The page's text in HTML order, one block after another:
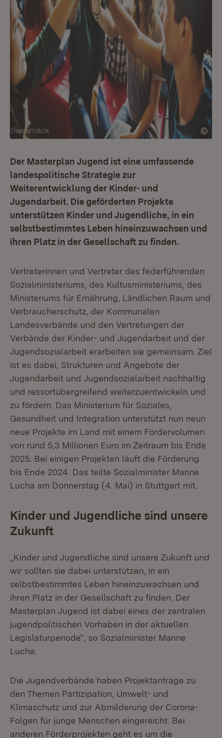
Der Masterplan Jugend ist eine umfassende
landespolitische Strategie zur
Weiterentwicklung der Kinder- und
Jugendarbeit. Die geförderten Projekte
unterstützen Kinder und Jugendliche, in ein
selbstbestimmtes Leben hineinzuwachsen und
ihren Platz in der Gesellschaft zu finden.
Vertreterinnen und Vertreter des federführenden
Sozialministeriums, des Kultusministeriums, des
Ministeriums für Ernährung, Ländlichen Raum und
Verbraucherschutz, der Kommunalen
Landesverbände und den Vertretungen der
Verbände der Kinder- und Jugendarbeit und der
Jugendsozialarbeit erarbeiten sie gemeinsam. Ziel
ist es dabei, Strukturen und Angebote der
Jugendarbeit und Jugendsozialarbeit nachhaltig
und ressortübergreifend weiterzuentwickeln und
zu fördern. Das Ministerium für Soziales,
Gesundheit und Integration unterstützt nun neun
neue Projekte im Land mit einem Fördervolumen
von rund 5,3 Millionen Euro im Zeitraum bis Ende
2025. Bei einigen Projekten läuft die Förderung
bis Ende 2024. Das teilte Sozialminister Manne
Lucha am Donnerstag (4. Mai) in Stuttgart mit.
Kinder und Jugendliche sind unsere
Zukunft
„Kinder und Jugendliche sind unsere Zukunft und
wir sollten sie dabei unterstützen, in ein
selbstbestimmtes Leben hineinzuwachsen und
ihren Platz in der Gesellschaft zu finden. Der
Masterplan Jugend ist dabei eines der zentralen
jugendpolitischen Vorhaben in der aktuellen
Legislaturperiode“, so Sozialminister Manne
Lucha.
Die Jugendverbände haben Projektanträge zu
den Themen Partizipation, Umwelt- und
Klimaschutz und zur Abmilderung der Corona-
Folgen für junge Menschen eingereicht. Bei
anderen Förderprojekten geht es um die